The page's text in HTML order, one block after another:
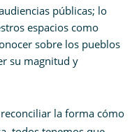
públicas; lo
espacios como
sobre los pueblos
su magnitud y
la forma cómo